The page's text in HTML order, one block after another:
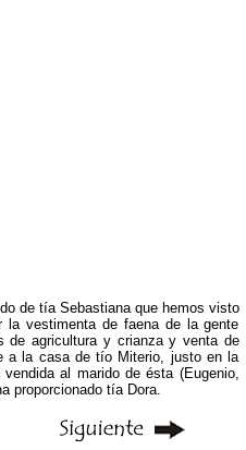
de tía Sebastiana que hemos visto
la vestimenta de faena de la gente
de agricultura y crianza y venta de
a la casa de tío Miterio, justo en la
al marido de ésta (Eugenio,
proporcionado tía Dora.